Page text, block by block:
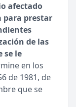
afectado
para prestar
de las
se le
en los
de 1981, de
que se